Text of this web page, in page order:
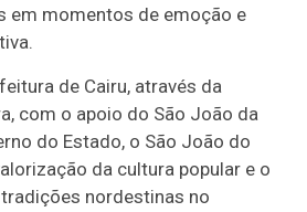
em momentos de emoção e
de Cairu, através da
com o apoio do São João da
do Estado, o São João do
da cultura popular e o
nordestinas no